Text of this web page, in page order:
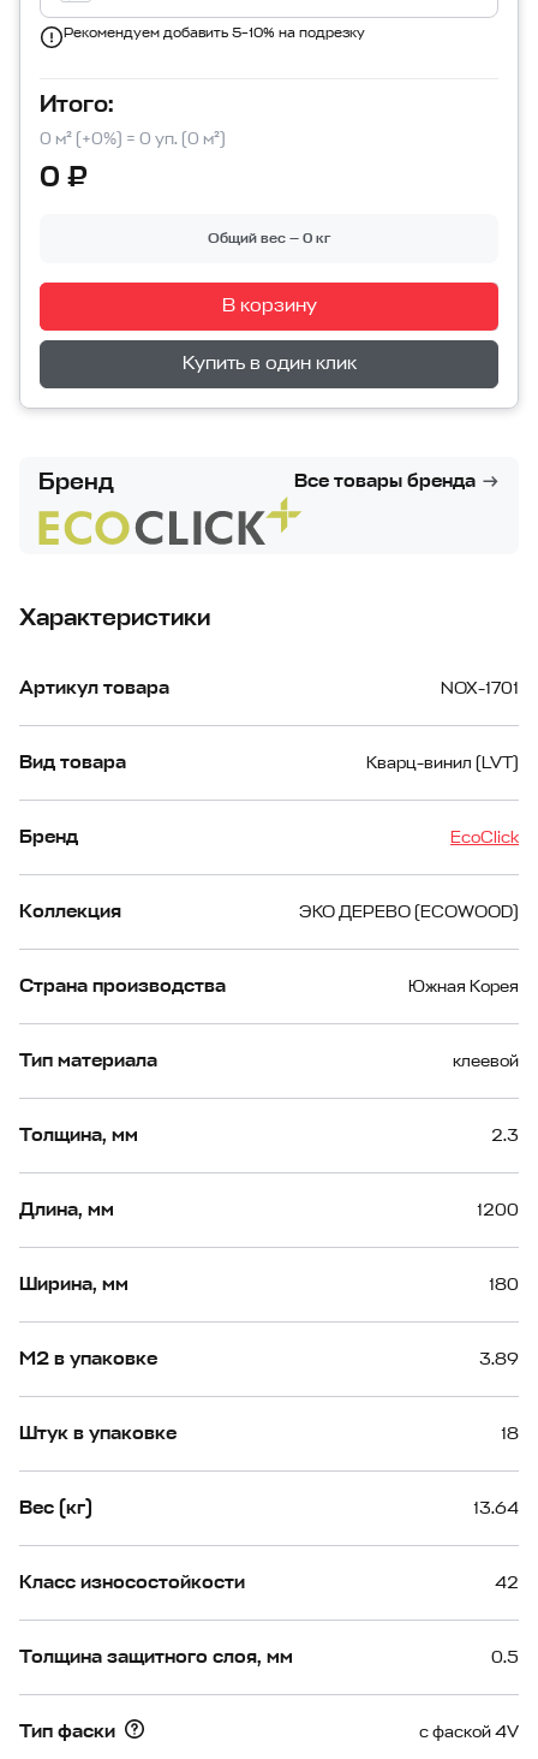
Рекомендуем добавить 5–10% на подрезку
Итого:
0 м² (+0%) = 0 уп. (0 м²)
0 ₽
Общий вес — 0 кг
В корзину
Перейти в корзину
Купить в один клик
Бренд Все товары бренда
Характеристики
Артикул товара NOX-1701
Вид товара Кварц-винил (LVT)
Бренд EcoClick
Коллекция ЭКО ДЕРЕВО (ECOWOOD)
Страна производства Южная Корея
Тип материала клеевой
Толщина, мм 2.3
Длина, мм 1200
Ширина, мм 180
М2 в упаковке 3.89
Штук в упаковке 18
Вес (кг) 13.64
Класс износостойкости 42
Толщина защитного слоя, мм 0.5
Тип фаски с фаской 4V